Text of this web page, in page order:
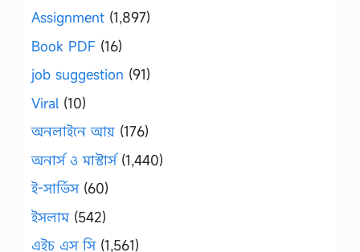
Assignment (1,897)
Book PDF (16)
job suggestion (91)
Viral (10)
অনলাইনে আয় (176)
অনার্স ও মাস্টার্স(1,440)
ই-সার্ভিস(60)
ইসলাম(542)
এইচ এস সি(1,561)